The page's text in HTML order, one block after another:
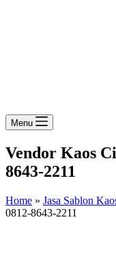
Menu
Vendor Kaos
8643-2211
Home » Jasa Sablon
0812-8643-2211